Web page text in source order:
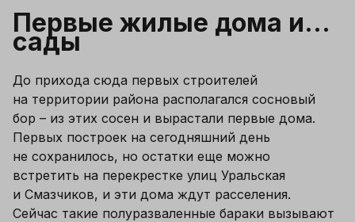
Первые жилые дома и…
сады
До прихода сюда первых строителей
на территории района располагался сосновый
бор – из этих сосен и вырастали первые дома.
Первых построек на сегодняшний день
не сохранилось, но остатки еще можно
встретить на перекрестке улиц Уральская
и Смазчиков, и эти дома ждут расселения.
Сейчас такие полуразваленные бараки вызывают